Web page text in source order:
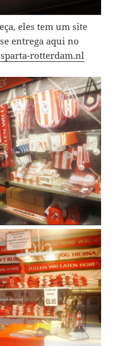
eles tem um site
entrega aqui no
rotterdam.nl